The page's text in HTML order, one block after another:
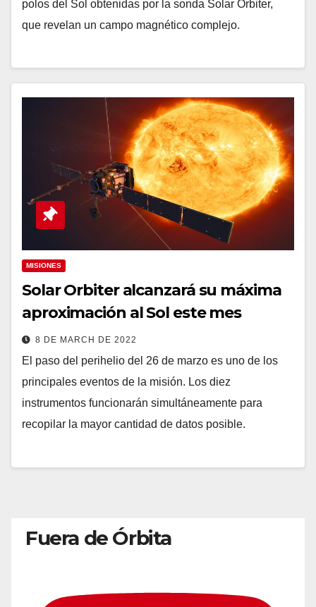
polos del Sol obtenidas por la sonda Solar Orbiter,
que revelan un campo magnético complejo.
MISIONES
Solar Orbiter alcanzará su máxima
aproximación al Sol este mes
8 DE MARCH DE 2022
El paso del perihelio del 26 de marzo es uno de los
principales eventos de la misión. Los diez
instrumentos funcionarán simultáneamente para
recopilar la mayor cantidad de datos posible.
Fuera de Órbita